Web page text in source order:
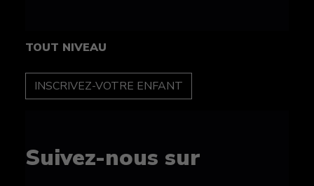
TOUT NIVEAU
INSCRIPTION
Suivez-nous sur